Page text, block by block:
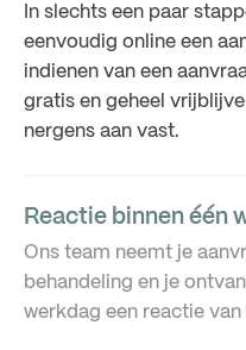
In slechts een paar
eenvoudig online een
indienen van een
gratis en geheel
nergens aan vast.
Reactie binnen één
Ons team neemt je
behandeling en je
werkdag een reactie van